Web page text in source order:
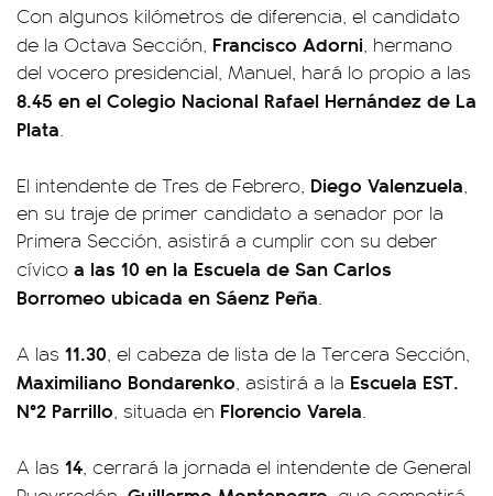
Con algunos kilómetros de diferencia, el candidato
de la Octava Sección, Francisco Adorni, hermano
del vocero presidencial, Manuel, hará lo propio a las
8.45 en el Colegio Nacional Rafael Hernández de La
Plata.
El intendente de Tres de Febrero, Diego Valenzuela,
en su traje de primer candidato a senador por la
Primera Sección, asistirá a cumplir con su deber
cívico a las 10 en la Escuela de San Carlos
Borromeo ubicada en Sáenz Peña.
A las 11.30, el cabeza de lista de la Tercera Sección,
Maximiliano Bondarenko, asistirá a la Escuela EST.
N°2 Parrillo, situada en Florencio Varela.
A las 14, cerrará la jornada el intendente de General